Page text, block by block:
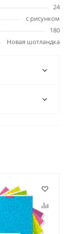
24
с рисунком
180
Новая шотландка